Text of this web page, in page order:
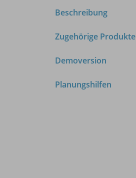
Beschreibung
Zugehörige Produkte
Demoversion
Planungshilfen